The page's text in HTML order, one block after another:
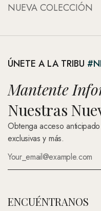
NUEVA COLECCIÓN
ÚNETE A LA TRIBU
Mantente
Nuestras
Obtenga acceso
exclusivas y más.
ENCUÉNTRANOS